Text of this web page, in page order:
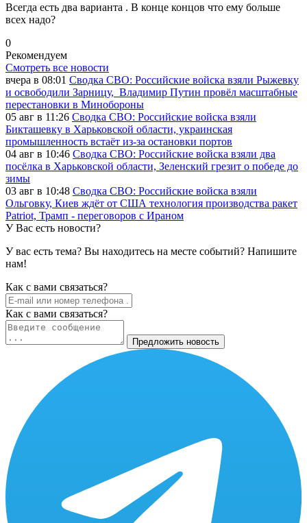
Всегда есть два варианта . В конце концов что ему больше
всех надо?
0
Рекомендуем
Смотреть все новости
вчера в 08:01 Сводка СВО: Российские войска взяли Рыжевку
и освободили Зарницу, Владимир Путин провёл масштабные
перестановки в Минобороны
05 авг в 11:26 Сводка СВО: Российские войска взяли
Бикташевку в Харьковской области, украинская
промышленность встаёт из-за остановки портов
04 авг в 10:46 Сводка СВО: Российские войска взяли два
посёлка в Харьковской области, Зеленский грезит о победе до
зимы
03 авг в 10:48 Сводка СВО: Российские войска взяли
Ольговку, Киев ждёт от США технология производства ракет
Patriot, Трамп - переговоров с Ираном
У Вас есть новости?
У вас есть тема? Вы находитесь на месте событий? Напишите
нам!
Как c вами связаться?
Как c вами связаться?
Предложить новость